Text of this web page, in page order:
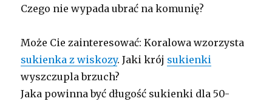
Czego nie wypada ubrać na komunię?
Może Cie zainteresować: Koralowa wzorzysta
sukienka z wiskozy. Jaki krój sukienki
wyszczupla brzuch?
Jaka powinna być długość sukienki dla 50-